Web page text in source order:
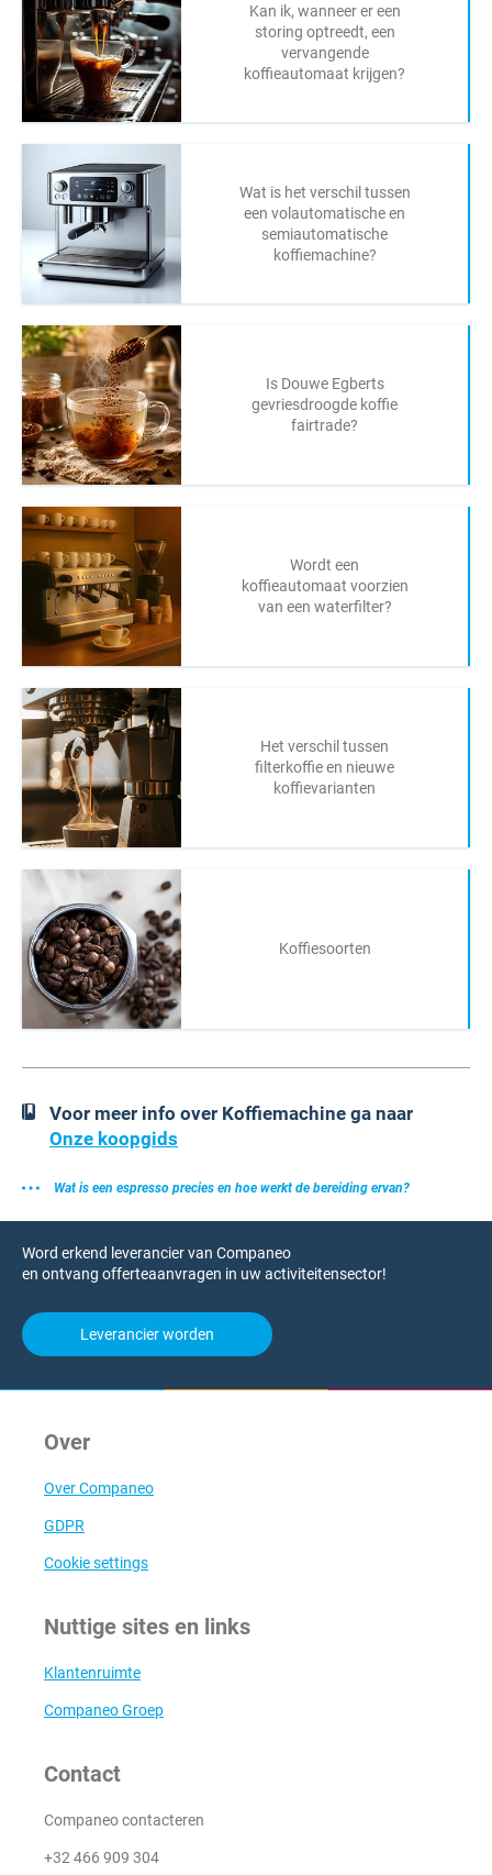
Kan ik, wanneer er een
storing optreedt, een
vervangende
koffieautomaat krijgen?
Wat is het verschil tussen
een volautomatische en
semiautomatische
koffiemachine?
Is Douwe Egberts
gevriesdroogde koffie
fairtrade?
Wordt een
koffieautomaat voorzien
van een waterfilter?
Het verschil tussen
filterkoffie en nieuwe
koffievarianten
Koffiesoorten
Voor meer info over Koffiemachine ga naar
Onze koopgids
Wat is een espresso precies en hoe werkt de bereiding ervan?
Word erkend leverancier van Companeo
en ontvang offerteaanvragen in uw activiteitensector!
Leverancier worden
Over
Over Companeo
GDPR
Cookie settings
Nuttige sites en links
Klantenruimte
Companeo Groep
Contact
Companeo contacteren
+32 466 909 304